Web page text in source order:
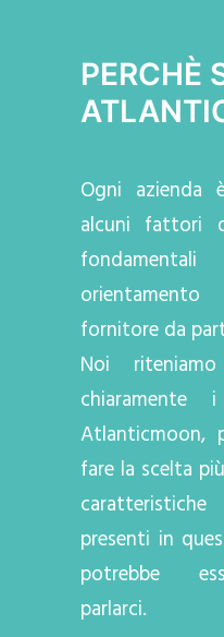
PERCHÈ
Ogni azienda
alcuni fattori
fornitore da
Noi
Atlanticmoon,
fare la scelta
presenti in
potrebbe
parlarci.